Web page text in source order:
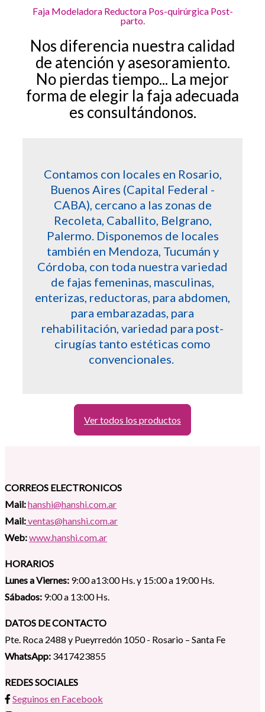
Faja Modeladora Reductora Pos-quirúrgica Post-
parto.
Nos diferencia nuestra calidad
de atención y asesoramiento.
No pierdas tiempo... La mejor
forma de elegir la faja adecuada
es consultándonos.
Contamos con locales en Rosario,
Buenos Aires (Capital Federal -
CABA), cercano a las zonas de
Recoleta, Caballito, Belgrano,
Palermo. Disponemos de locales
también en Mendoza, Tucumán y
Córdoba, con toda nuestra variedad
de fajas femeninas, masculinas,
enterizas, reductoras, para abdomen,
para embarazadas, para
rehabilitación, variedad para post-
cirugías tanto estéticas como
convencionales.
Ver todos los productos
CORREOS ELECTRONICOS
Mail:hanshi@hanshi.com.ar
Mail:ventas@hanshi.com.ar
Web:www.hanshi.com.ar
HORARIOS
Lunes a Viernes: 9:00 a13:00 Hs. y 15:00 a 19:00 Hs.
Sábados: 9:00 a 13:00 Hs.
DATOS DE CONTACTO
Pte. Roca 2488 y Pueyrredón 1050 - Rosario – Santa Fe
WhatsApp: 3417423855
REDES SOCIALES
Seguinos en Facebook